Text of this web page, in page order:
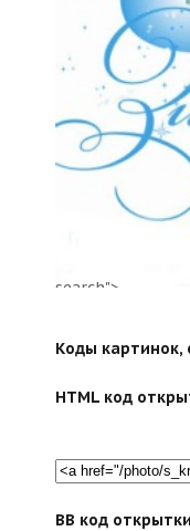
search">
Коды картинок,
HTML код
BB код